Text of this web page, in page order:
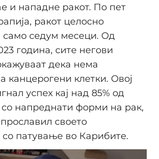
и нападне ракот. По пет
ракот целосно
само седум месеци. Од
година, сите негови
дека нема
канцерогени клетки. Овој
успех кај над 85% од
напреднати форми на рак,
своето
патување во Карибите.